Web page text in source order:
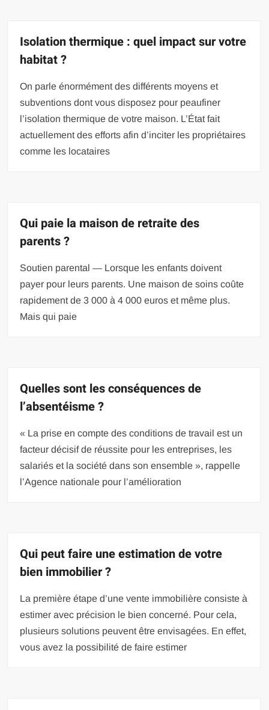
Isolation thermique : quel impact sur votre
habitat ?
On parle énormément des différents moyens et
subventions dont vous disposez pour peaufiner
l’isolation thermique de votre maison. L’État fait
actuellement des efforts afin d’inciter les propriétaires
comme les locataires
Qui paie la maison de retraite des
parents ?
Soutien parental — Lorsque les enfants doivent
payer pour leurs parents. Une maison de soins coûte
rapidement de 3 000 à 4 000 euros et même plus.
Mais qui paie
Quelles sont les conséquences de
l’absentéisme ?
« La prise en compte des conditions de travail est un
facteur décisif de réussite pour les entreprises, les
salariés et la société dans son ensemble », rappelle
l’Agence nationale pour l’amélioration
Qui peut faire une estimation de votre
bien immobilier ?
La première étape d’une vente immobilière consiste à
estimer avec précision le bien concerné. Pour cela,
plusieurs solutions peuvent être envisagées. En effet,
vous avez la possibilité de faire estimer